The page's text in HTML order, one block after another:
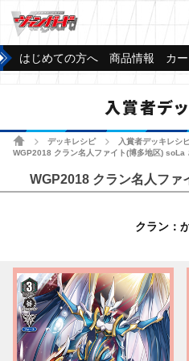
はじめての方へ 商品情報 カ
入賞者デ
ホームデッキレシピ 入賞者デッキレシ
WGP2018 クラン名人ファイト(博多地区) soLa
WGP2018 クラン名人ファ
クラン：